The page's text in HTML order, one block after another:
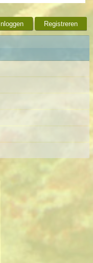
Inloggen Registreren